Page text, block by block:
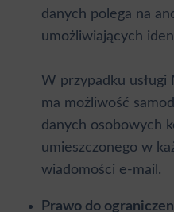
danych polega na
umożliwiających
W przypadku
ma możliwość
danych osobowych
umieszczonego w
wiadomości e-mail.
Prawo do